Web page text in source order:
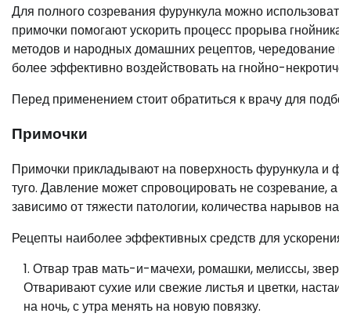
Для полного созревания фурункула можно
примочки помогают ускорить процесс прорыва
методов и народных домашних рецептов,
более эффективно воздействовать на гнойно-
Перед применением стоит обратиться к врачу для
Примочки
Примочки прикладывают на поверхность фурункула и
туго. Давление может спровоцировать не созревание,
зависимо от тяжести патологии, количества нарывов
Рецепты наиболее эффективных средств для
Отвар трав мать-и-мачехи, ромашки, мелиссы,
Отваривают сухие или свежие листья и цветки,
на ночь, с утра менять на новую повязку.